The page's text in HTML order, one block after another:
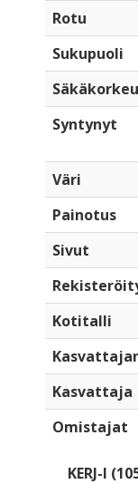
Rotu
Sukupuoli
Syntynyt
Väri
Painotus
Sivut
Kotitalli
Kasvattaja
Omistajat
KERJ-I